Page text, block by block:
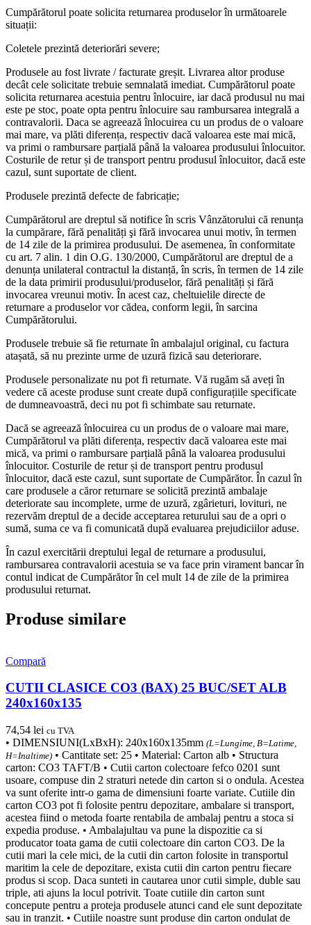
Cumpărătorul poate solicita returnarea produselor în următoarele
situații:
Coletele prezintă deteriorări severe;
Produsele au fost livrate / facturate greșit. Livrarea altor produse
decât cele solicitate trebuie semnalată imediat. Cumpărătorul poate
solicita returnarea acestuia pentru înlocuire, iar dacă produsul nu mai
este pe stoc, poate opta pentru înlocuire sau rambursarea integrală a
contravalorii. Daca se agreează înlocuirea cu un produs de o valoare
mai mare, va plăti diferența, respectiv dacă valoarea este mai mică,
va primi o rambursare parțială până la valoarea produsului înlocuitor.
Costurile de retur și de transport pentru produsul înlocuitor, dacă este
cazul, sunt suportate de client.
Produsele prezintă defecte de fabricație;
Cumpărătorul are dreptul să notifice în scris Vânzătorului că renunța
la cumpărare, fără penalități şi fără invocarea unui motiv, în termen
de 14 zile de la primirea produsului. De asemenea, în conformitate
cu art. 7 alin. 1 din O.G. 130/2000, Cumpărătorul are dreptul de a
denunța unilateral contractul la distanță, în scris, în termen de 14 zile
de la data primirii produsului/produselor, fără penalități și fără
invocarea vreunui motiv. În acest caz, cheltuielile directe de
returnare a produselor vor cădea, conform legii, în sarcina
Cumpărătorului.
Produsele trebuie să fie returnate în ambalajul original, cu factura
atașată, să nu prezinte urme de uzură fizică sau deteriorare.
Produsele personalizate nu pot fi returnate. Vă rugăm să aveți în
vedere că aceste produse sunt create după configurațiile specificate
de dumneavoastră, deci nu pot fi schimbate sau returnate.
Dacă se agreează înlocuirea cu un produs de o valoare mai mare,
Cumpărătorul va plăti diferența, respectiv dacă valoarea este mai
mică, va primi o rambursare parțială până la valoarea produsului
înlocuitor. Costurile de retur și de transport pentru produsul
înlocuitor, dacă este cazul, sunt suportate de Cumpărător. În cazul în
care produsele a căror returnare se solicită prezintă ambalaje
deteriorate sau incomplete, urme de uzură, zgârieturi, lovituri, ne
rezervăm dreptul de a decide acceptarea returului sau de a opri o
sumă, suma ce va fi comunicată după evaluarea prejudiciilor aduse.
În cazul exercitării dreptului legal de returnare a produsului,
rambursarea contravalorii acestuia se va face prin virament bancar în
contul indicat de Cumpărător în cel mult 14 de zile de la primirea
produsului returnat.
Produse similare
Compară
CUTII CLASICE CO3 (BAX) 25 BUC/SET ALB
240x160x135
74,54 lei cu TVA
• DIMENSIUNI(LxBxH): 240x160x135mm (L=Lungime, B=Latime,
H=Inaltime) • Cantitate set: 25 • Material: Carton alb • Structura
carton: CO3 TAFT/B • Cutii carton colectoare fefco 0201 sunt
usoare, compuse din 2 straturi netede din carton si o ondula. Acestea
va sunt oferite intr-o gama de dimensiuni foarte variate. Cutiile din
carton CO3 pot fi folosite pentru depozitare, ambalare si transport,
acestea fiind o metoda foarte rentabila de ambalaj pentru a stoca si
expedia produse. • Ambalajultau va pune la dispozitie ca si
producator toata gama de cutii colectoare din carton CO3. De la
cutii mari la cele mici, de la cutii din carton folosite in transportul
maritim la cele de depozitare, exista cutii din carton pentru fiecare
produs si scop. Daca sunteti in cautarea unor cutii simple, duble sau
triple, ati ajuns la locul potrivit. Toate cutiile din carton sunt
concepute pentru a proteja produsele atunci cand ele sunt depozitate
sau in tranzit. • Cutiile noastre sunt produse din carton ondulat de